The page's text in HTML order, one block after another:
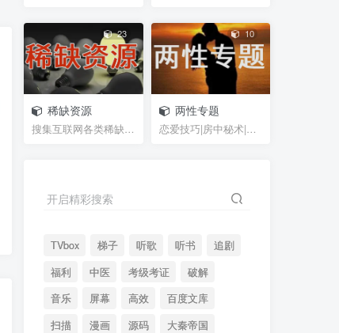
23
稀缺资源
搜集互联网各类稀缺视频、图片、书籍等资源
10
两性专题
恋爱技巧|房中秘术|聊天话术|脱单救急|男性能力锻炼...
开启精彩搜索
TVbox 梯子 听歌 听书
追剧
福利
中医 考级考证
破解
音乐
屏幕 高效
百度文库
扫描
漫画 源码
大秦帝国